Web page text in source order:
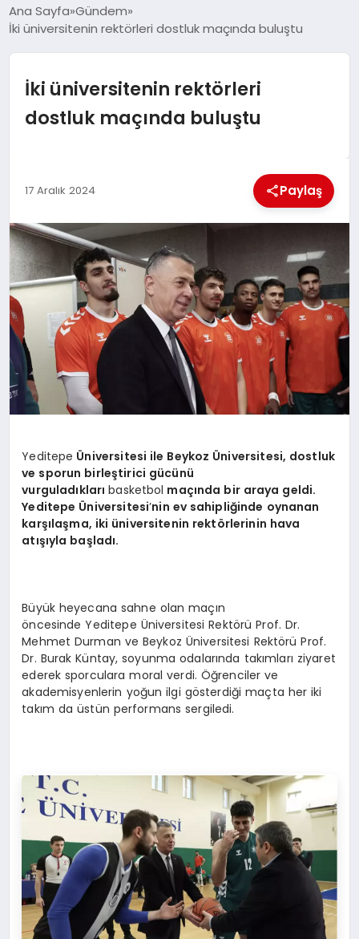
DÜNYA
EKONOMI
MAGAZIN
SAĞLIK
SIYASET
SPOR
Ana Sayfa Gündem
İki üniversitenin rektörleri dostluk maçında buluştu
İki üniversitenin rektörleri
dostluk maçında buluştu
17 Aralık 2024 Paylaş
Yeditepe Üniversitesi ile Beykoz Üniversitesi, dostluk
ve sporun birleştirici gücünü
vurguladıklarıbasketbol maçında bir araya geldi.
Yeditepe Üniversitesi’nin ev sahipliğinde oynanan
karşılaşma, iki üniversitenin rektörlerinin hava
atışıyla başladı.
Büyük heyecana sahne olan maçın
öncesinde Yeditepe Üniversitesi Rektörü Prof. Dr.
Mehmet Durman ve Beykoz Üniversitesi Rektörü Prof.
Dr. Burak Küntay, soyunma odalarında takımları ziyaret
ederek sporculara moral verdi. Öğrenciler ve
akademisyenlerin yoğun ilgi gösterdiği maçta her iki
takım da üstün performans sergiledi.